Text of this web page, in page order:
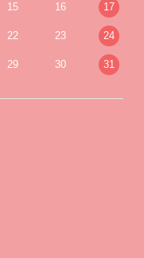
15 16 17
22 23 24
29 30 31